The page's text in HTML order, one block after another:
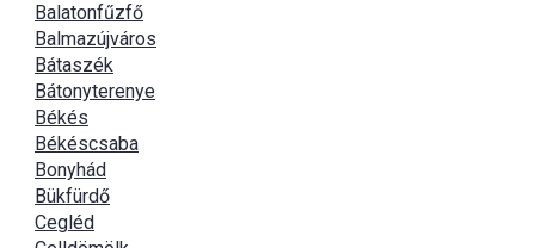
Balatonfűzfő
Balmazújváros
Bátaszék
Bátonyterenye
Békés
Békéscsaba
Bonyhád
Bükfürdő
Cegléd